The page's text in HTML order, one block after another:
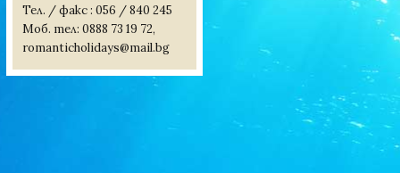
Тел. / факс : 056 / 840 245
Моб. тел: 0888 73 19 72,
romanticholidays@mail.bg